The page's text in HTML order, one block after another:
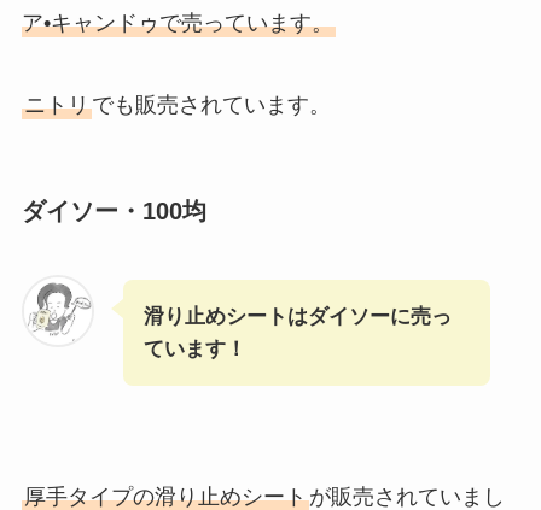
ア•キャンドゥで売っています。
ニトリでも販売されています。
ダイソー・100均
滑り止めシートはダイソーに売っ
ています！
厚手タイプの滑り止めシートが販売されていまし